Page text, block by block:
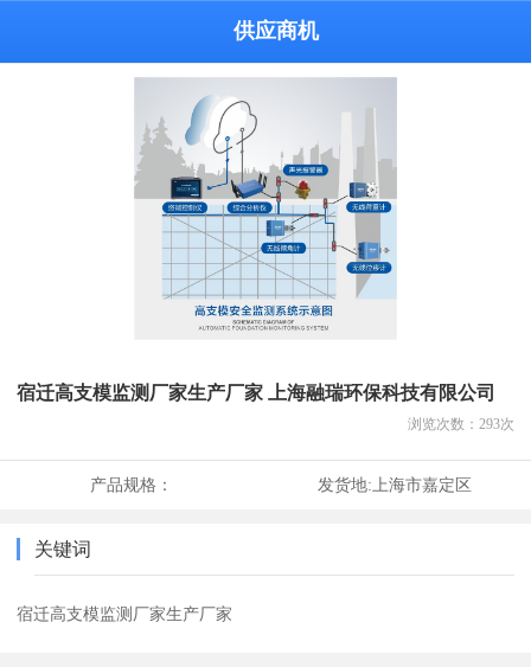
供应商机
宿迁高支模监测厂家生产厂家 上海融瑞环保科技有限公司
浏览次数： 293次
产品规格： 发货地:上海市嘉定区
关键词
宿迁高支模监测厂家生产厂家